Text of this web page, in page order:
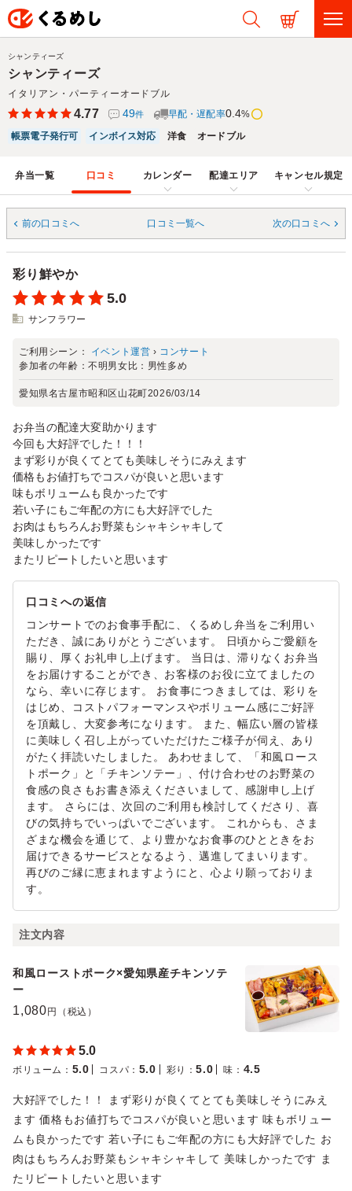
シャンティーズ
イタリアン・パーティーオードブル
シャンティーズ
4.77 49件 早配・遅配率0.4%
帳票電子発行可
インボイス対応 洋食 オードブル
弁当一覧 口コミ カレンダー 配達エリア キャンセル規定
前の口コミへ 口コミ一覧へ 次の口コミへ
彩り鮮やか
5.0
サンフラワー
ご利用シーン： イベント運営 › コンサート
参加者の年齢：不明 男女比： 男性多め
愛知県名古屋市昭和区山花町2026/03/14
お弁当の配達大変助かります
今回も大好評でした！！！
まず彩りが良くてとても美味しそうにみえます
価格もお値打ちでコスパが良いと思います
味もボリュームも良かったです
若い子にもご年配の方にも大好評でした
お肉はもちろんお野菜もシャキシャキして
美味しかったです
またリピートしたいと思います
口コミへの返信
コンサートでのお食事手配に、くるめし弁当をご利用い
ただき、誠にありがとうございます。 日頃からご愛顧を
賜り、厚くお礼申し上げます。 当日は、滞りなくお弁当
をお届けすることができ、お客様のお役に立てましたの
なら、幸いに存じます。 お食事につきましては、彩りを
はじめ、コストパフォーマンスやボリューム感にご好評
を頂戴し、大変参考になります。 また、幅広い層の皆様
に美味しく召し上がっていただけたご様子が伺え、あり
がたく拝読いたしました。 あわせまして、「和風ロース
トポーク」と「チキンソテー」、付け合わせのお野菜の
食感の良さもお書き添えくださいまして、感謝申し上げ
ます。 さらには、次回のご利用も検討してくださり、喜
びの気持ちでいっぱいでございます。 これからも、さま
ざまな機会を通じて、より豊かなお食事のひとときをお
届けできるサービスとなるよう、邁進してまいります。
再びのご縁に恵まれますようにと、心より願っておりま
す。
注文内容
和風ローストポーク×愛知県産チキンソテ
ー
1,080 円（税込）
5.0
ボリューム ： 5.0 コスパ ： 5.0 彩り ：5.0 味 ： 4.5
大好評でした！！ まず彩りが良くてとても美味しそうにみえ
ます 価格もお値打ちでコスパが良いと思います 味もボリュー
ムも良かったです 若い子にもご年配の方にも大好評でした お
肉はもちろんお野菜もシャキシャキして 美味しかったです ま
たリピートしたいと思います